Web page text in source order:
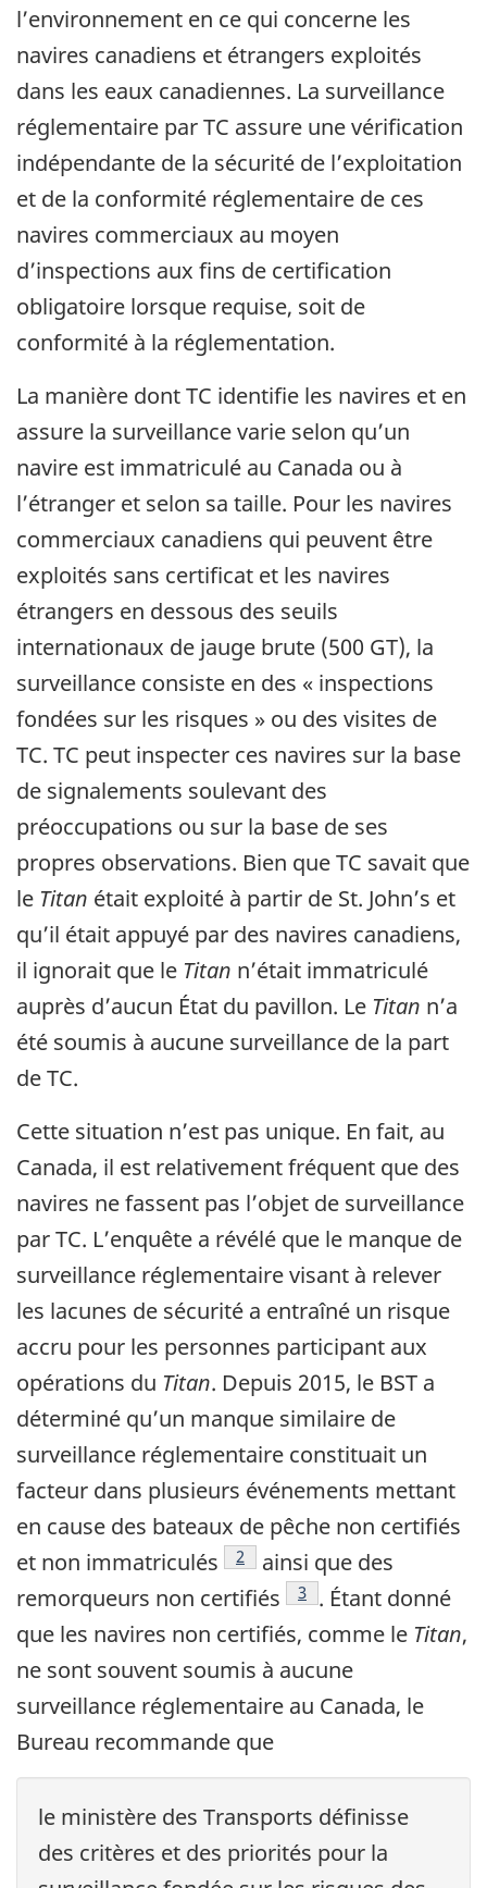
l’environnement en ce qui concerne les
navires canadiens et étrangers exploités
dans les eaux canadiennes. La surveillance
réglementaire par TC assure une vérification
indépendante de la sécurité de l’exploitation
et de la conformité réglementaire de ces
navires commerciaux au moyen
d’inspections aux fins de certification
obligatoire lorsque requise, soit de
conformité à la réglementation.
La manière dont TC identifie les navires et en
assure la surveillance varie selon qu’un
navire est immatriculé au Canada ou à
l’étranger et selon sa taille. Pour les navires
commerciaux canadiens qui peuvent être
exploités sans certificat et les navires
étrangers en dessous des seuils
internationaux de jauge brute (500 GT), la
surveillance consiste en des « inspections
fondées sur les risques » ou des visites de
TC. TC peut inspecter ces navires sur la base
de signalements soulevant des
préoccupations ou sur la base de ses
propres observations. Bien que TC savait que
le Titan était exploité à partir de St. John’s et
qu’il était appuyé par des navires canadiens,
il ignorait que le Titan n’était immatriculé
auprès d’aucun État du pavillon. Le Titan n’a
été soumis à aucune surveillance de la part
de TC.
Cette situation n’est pas unique. En fait, au
Canada, il est relativement fréquent que des
navires ne fassent pas l’objet de surveillance
par TC. L’enquête a révélé que le manque de
surveillance réglementaire visant à relever
les lacunes de sécurité a entraîné un risque
accru pour les personnes participant aux
opérations du Titan. Depuis 2015, le BST a
déterminé qu’un manque similaire de
surveillance réglementaire constituait un
facteur dans plusieurs événements mettant
en cause des bateaux de pêche non certifiés
et non immatriculés
2
ainsi que des
remorqueurs non certifiés
3 . Étant donné
que les navires non certifiés, comme le Titan,
ne sont souvent soumis à aucune
surveillance réglementaire au Canada, le
Bureau recommande que
le ministère des Transports définisse
des critères et des priorités pour la